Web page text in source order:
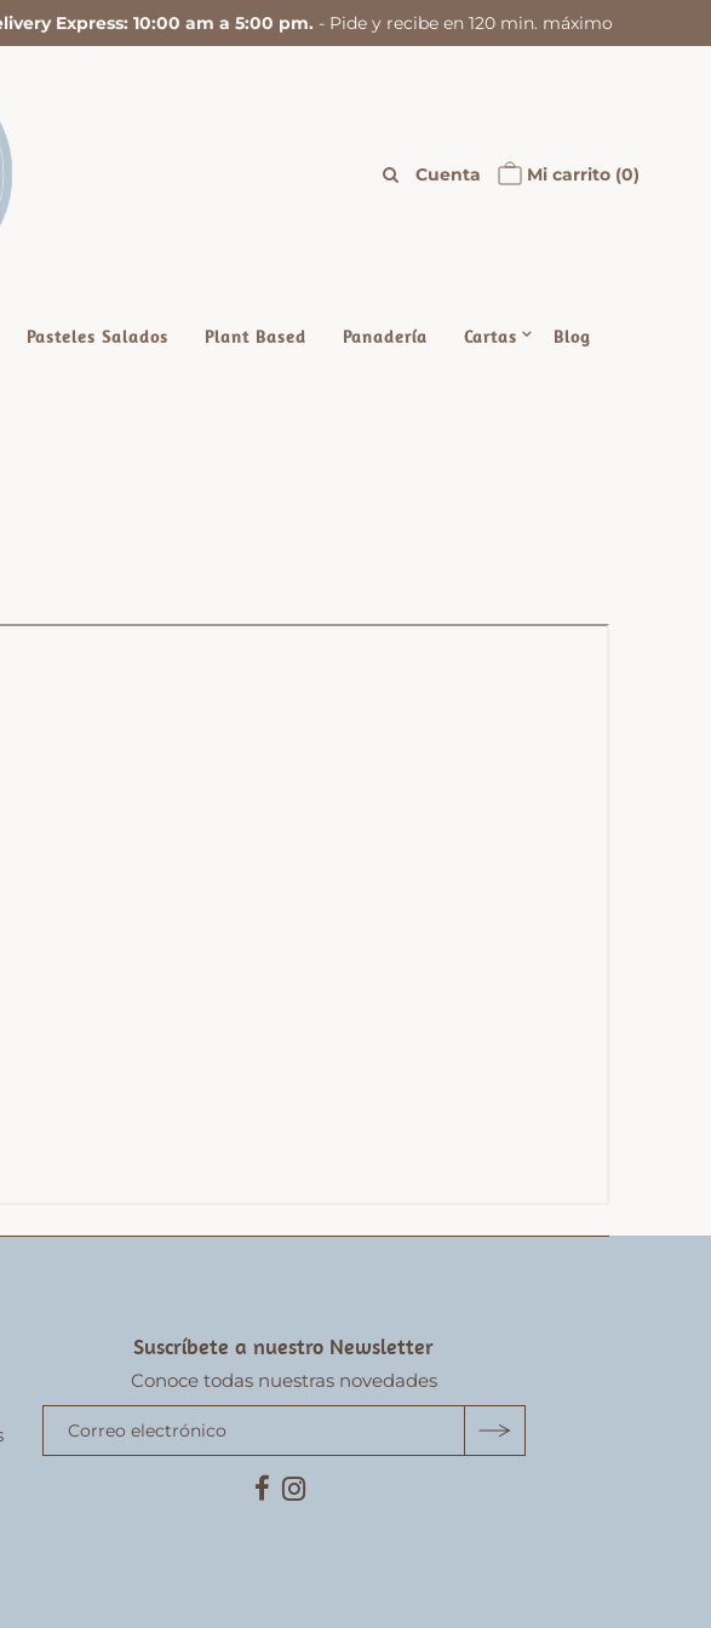
Express: 10:00 am a 5:00 pm. - Pide y recibe en 120 min. máximo
Cuenta Mi carrito (0)
Pasteles Salados Plant Based Panadería Cartas Blog
Suscríbete a nuestro Newsletter
Conoce todas nuestras novedades